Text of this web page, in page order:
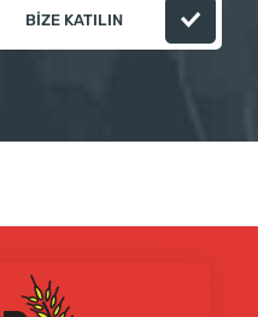
BIZE KATILIN